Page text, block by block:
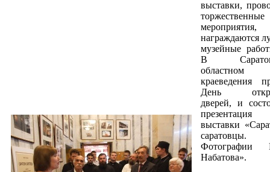
выставки,
торжественные
мероприятия,
награждаются
музейные
В
областном
краеведения
День
дверей, и
презентация
выставки
саратовцы.
Фотографии
Набатова».